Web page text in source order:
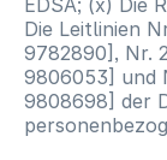
EDSA; (x) Die
Die Leitlinien
9782890], Nr.
9806053] und
9808698] der